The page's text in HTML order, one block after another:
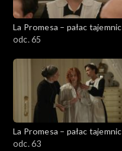
La Promesa – pałac tajemnic
odc. 65
La Promesa – pałac tajemnic
odc. 63